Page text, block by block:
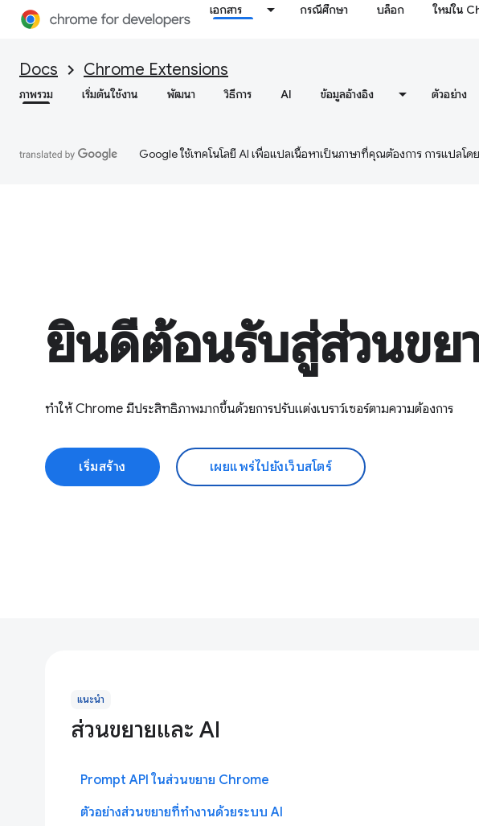
เอกสาร กรณีศึกษา บล็อก ใหม่ใน
Docs Chrome Extensions
ภาพรวม เริ่มต้นใช้งาน พัฒนา วิธีการ AI ข้อมูลอ้างอิง ตัวอย่าง
Google ใช้เทคโนโลยี AI เพื่อแปลเนื้อหาเป็นภาษาที่คุณต้องการ การแปลโ
ยินดีต้อนรับสู่ส่วนขย
ทำให้ Chrome มีประสิทธิภาพมากขึ้นด้วยการปรับแต่งเบราว์เซอร์ตามความต้องการ
เริ่มสร้าง เผยแพร่ไปยังเว็บสโตร์
แนะนำ
ส่วนขยายและ AI
Prompt API ในส่วนขยาย Chrome
ตัวอย่างส่วนขยายที่ทำงานด้วยระบบ AI